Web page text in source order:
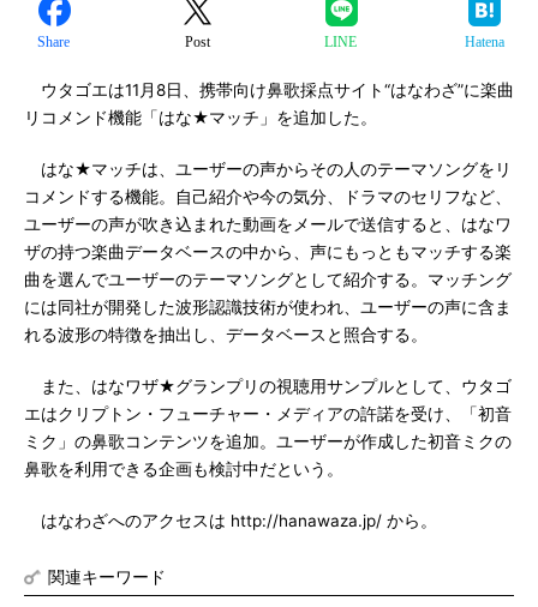
Share Post LINE Hatena
ウタゴエは11月8日、携帯向け鼻歌採点サイト“はなわざ”に楽曲
リコメンド機能「はな★マッチ」を追加した。
はな★マッチは、ユーザーの声からその人のテーマソングをリ
コメンドする機能。自己紹介や今の気分、ドラマのセリフなど、
ユーザーの声が吹き込まれた動画をメールで送信すると、はなワ
ザの持つ楽曲データベースの中から、声にもっともマッチする楽
曲を選んでユーザーのテーマソングとして紹介する。マッチング
には同社が開発した波形認識技術が使われ、ユーザーの声に含ま
れる波形の特徴を抽出し、データベースと照合する。
また、はなワザ★グランプリの視聴用サンプルとして、ウタゴ
エはクリプトン・フューチャー・メディアの許諾を受け、「初音
ミク」の鼻歌コンテンツを追加。ユーザーが作成した初音ミクの
鼻歌を利用できる企画も検討中だという。
はなわざへのアクセスは http://hanawaza.jp/ から。
関連キーワード